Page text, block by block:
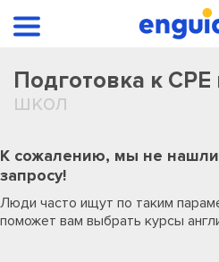
Подготовка к
школ
К сожалению, мы не
запросу!
Люди часто ищут по таким
поможет вам выбрать курсы